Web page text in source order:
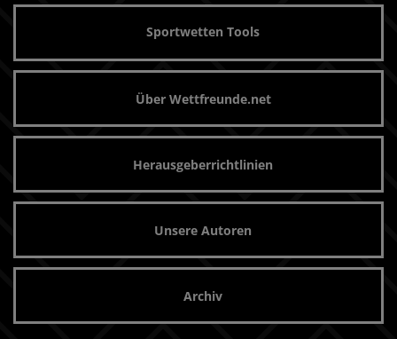
Sportwetten Tools
Über Wettfreunde.net
Herausgeberrichtlinien
Unsere Autoren
Archiv